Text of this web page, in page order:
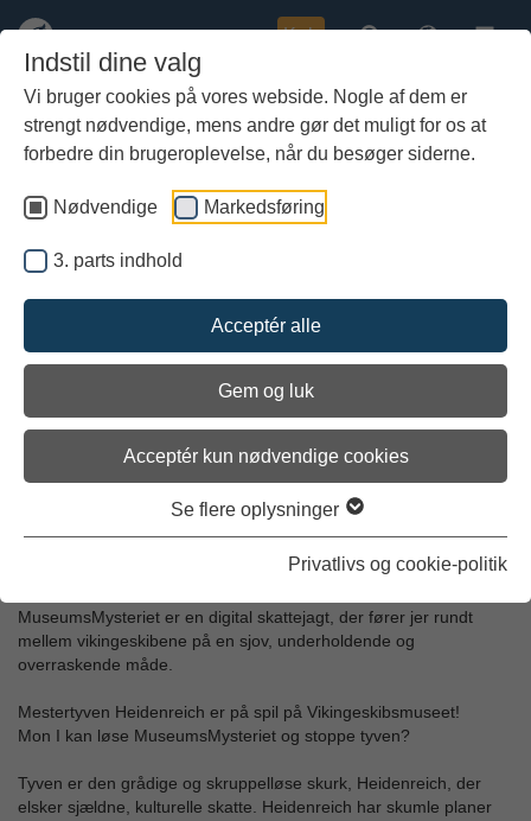
Indstil dine valg
Vi bruger cookies på vores webside. Nogle af dem er
strengt nødvendige, mens andre gør det muligt for os at
forbedre din brugeroplevelse, når du besøger siderne.
Nødvendige Markedsføring
3. parts indhold
Acceptér alle
Gem og luk
Acceptér kun nødvendige cookies
Se flere oplysninger
Privatlivs og cookie-politik
indhold
Køb
Hvem kan løse
MuseumsMysteriet?
Kan lyttes til på dansk, engelsk og tysk
MuseumsMysteriet er en digital skattejagt, der fører jer rundt
mellem vikingeskibene på en sjov, underholdende og
overraskende måde.
Mestertyven Heidenreich er på spil på Vikingeskibsmuseet!
Mon I kan løse MuseumsMysteriet og stoppe tyven?
Tyven er den grådige og skruppelløse skurk, Heidenreich, der
elsker sjældne, kulturelle skatte. Heidenreich har skumle planer